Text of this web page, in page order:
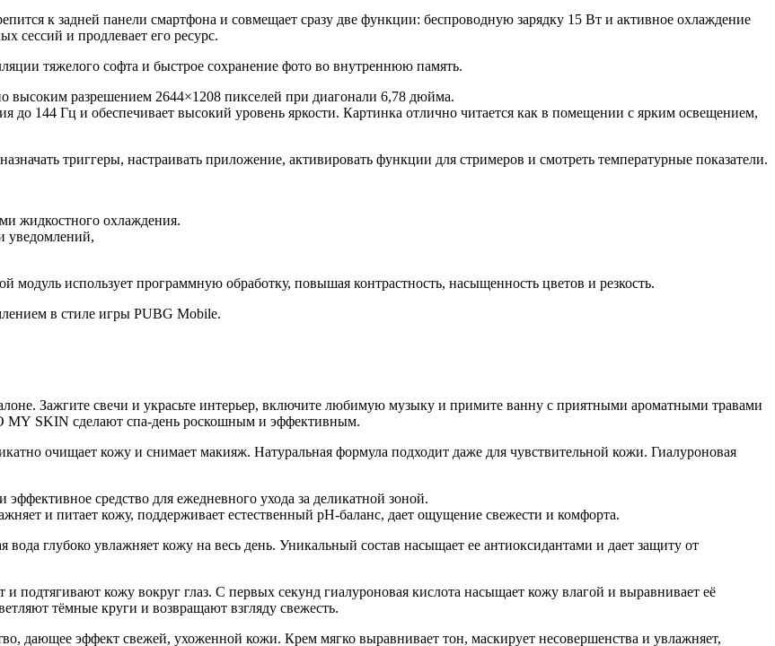
к задней панели смартфона и совмещает сразу две функции: беспроводную зарядку 15 Вт и активное охлаждение
сессий и продлевает его ресурс.
тяжелого софта и быстрое сохранение фото во внутреннюю память.
разрешением 2644×1208 пикселей при диагонали 6,78 дюйма.
до 144 Гц и обеспечивает высокий уровень яркости. Картинка отлично читается как в помещении с ярким освещением,
триггеры, настраивать приложение, активировать функции для стримеров и смотреть температурные показатели.
жидкостного охлаждения.
уведомлений,
модуль использует программную обработку, повышая контрастность, насыщенность цветов и резкость.
в стиле игры PUBG Mobile.
Зажгите свечи и украсьте интерьер, включите любимую музыку и примите ванну с приятными ароматными травами
MY SKIN сделают спа-день роскошным и эффективным.
очищает кожу и снимает макияж. Натуральная формула подходит даже для чувствительной кожи. Гиалуроновая
средство для ежедневного ухода за деликатной зоной.
и питает кожу, поддерживает естественный pH-баланс, дает ощущение свежести и комфорта.
глубоко увлажняет кожу на весь день. Уникальный состав насыщает ее антиоксидантами и дает защиту от
подтягивают кожу вокруг глаз. С первых секунд гиалуроновая кислота насыщает кожу влагой и выравнивает её
тёмные круги и возвращают взгляду свежесть.
дающее эффект свежей, ухоженной кожи. Крем мягко выравнивает тон, маскирует несовершенства и увлажняет,